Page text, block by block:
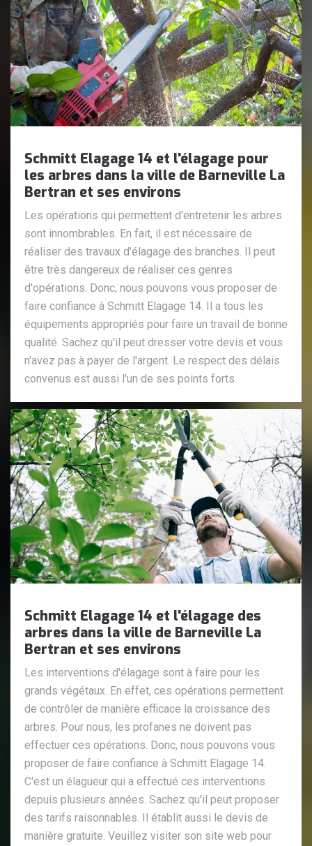
Schmitt Elagage 14 et l'élagage pour
les arbres dans la ville de Barneville La
Bertran et ses environs
Les opérations qui permettent d'entretenir les arbres
sont innombrables. En fait, il est nécessaire de
réaliser des travaux d'élagage des branches. Il peut
être très dangereux de réaliser ces genres
d'opérations. Donc, nous pouvons vous proposer de
faire confiance à Schmitt Elagage 14. Il a tous les
équipements appropriés pour faire un travail de bonne
qualité. Sachez qu'il peut dresser votre devis et vous
n'avez pas à payer de l'argent. Le respect des délais
convenus est aussi l'un de ses points forts.
Schmitt Elagage 14 et l'élagage des
arbres dans la ville de Barneville La
Bertran et ses environs
Les interventions d'élagage sont à faire pour les
grands végétaux. En effet, ces opérations permettent
de contrôler de manière efficace la croissance des
arbres. Pour nous, les profanes ne doivent pas
effectuer ces opérations. Donc, nous pouvons vous
proposer de faire confiance à Schmitt Elagage 14.
C'est un élagueur qui a effectué ces interventions
depuis plusieurs années. Sachez qu'il peut proposer
des tarifs raisonnables. Il établit aussi le devis de
manière gratuite. Veuillez visiter son site web pour